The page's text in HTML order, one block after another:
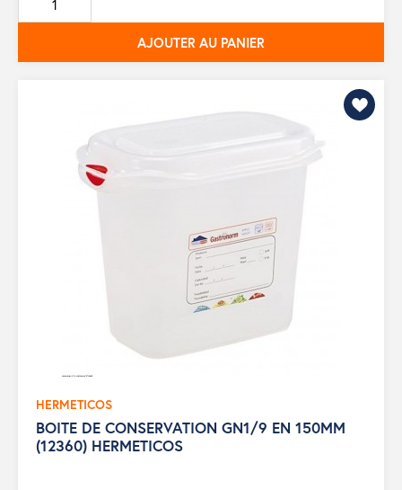
base
AJOUTER AU PANIER
HERMETICOS
BOITE DE CONSERVATION GN1/9 EN 150MM
(12360) HERMETICOS